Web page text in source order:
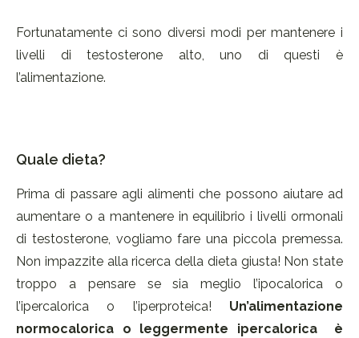
Fortunatamente ci sono diversi modi per mantenere i
livelli di testosterone alto, uno di questi è
l’alimentazione.
Quale dieta?
Prima di passare agli alimenti che possono aiutare ad
aumentare o a mantenere in equilibrio i livelli ormonali
di testosterone, vogliamo fare una piccola premessa.
Non impazzite alla ricerca della dieta giusta! Non state
troppo a pensare se sia meglio l’ipocalorica o
l’ipercalorica o l’iperproteica! Un’alimentazione
normocalorica o leggermente ipercalorica
è